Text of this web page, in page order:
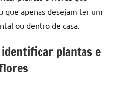
que apenas desejam ter um
ou dentro de casa.
plantas e